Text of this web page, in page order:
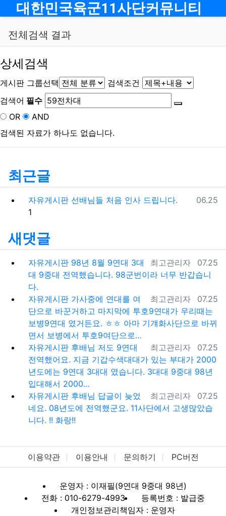
메뉴
대한민국육군11사단커뮤니티
전체검색 결과
상세검색
게시판 그룹선택
검색조건
검색어 필수
OR
AND
검색된 자료가 하나도 없습니다.
최근글
등록일
06.25
자유게시판 선배님들 처음 인사 드립니다.
댓글
1
새댓글
등록자
최고관리자 등록일
07.25
자유게시판 98년 8월 9연대 3대
대 9중대 전역했습니다. 98군번이라 너무 반갑습니
다.
등록자
최고관리자 등록일
07.25
자유게시판 가사중에 연대를 여
단으로 바꾼거하고 마지막에 투호9연대가 우리때는
보병9연대 였거든요. ㅎㅎ 아마 기걔화사단으로 바뀌
면서 보병에서 투호9여단으로…
등록자
최고관리자 등록일
07.25
자유게시판 후배님 저도 9연대
전역했어요. 지금 기갑수색대대가 있는 부대가 2000
년도에는 9연대 3대대 였습니다. 3대대 9중대 98년
입대해서 2000…
등록자
최고관리자 등록일
07.25
자유게시판 후배님 답글이 늦었
네요. 08년도에 전역했군요. 11사단에서 고생많았습
니다. !! 화랑!!
이용약관 이용안내 문의하기 PC버전
운영자 : 이재필(9연대 9중대 98년)
전화 : 010-6279-4993
등록번호 : 발급중
개인정보관리책임자 : 운영자